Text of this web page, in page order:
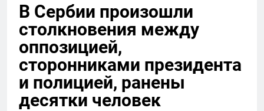
В Сербии произошли
столкновения между
оппозицией,
сторонниками президента
и полицией, ранены
десятки человек